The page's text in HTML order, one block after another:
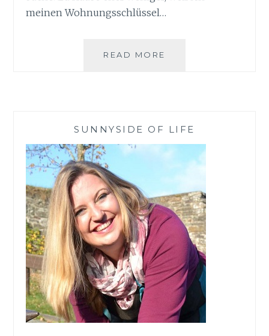
meinen Wohnungsschlüssel…
READ MORE
IHN!
SUNNYSIDE OF LIFE